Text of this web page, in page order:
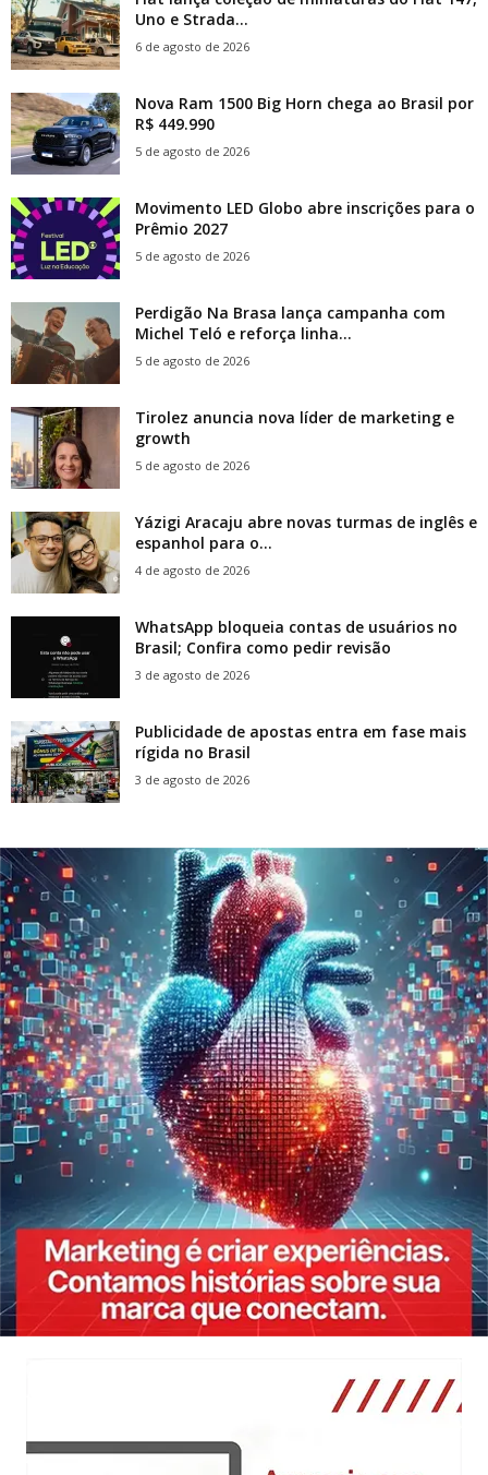
Uno e Strada...
6 de agosto de 2026
Nova Ram 1500 Big Horn chega ao Brasil por
R$ 449.990
5 de agosto de 2026
Movimento LED Globo abre inscrições para o
Prêmio 2027
5 de agosto de 2026
Perdigão Na Brasa lança campanha com
Michel Teló e reforça linha...
5 de agosto de 2026
Tirolez anuncia nova líder de marketing e
growth
5 de agosto de 2026
Yázigi Aracaju abre novas turmas de inglês e
espanhol para o...
4 de agosto de 2026
WhatsApp bloqueia contas de usuários no
Brasil; Confira como pedir revisão
3 de agosto de 2026
Publicidade de apostas entra em fase mais
rígida no Brasil
3 de agosto de 2026